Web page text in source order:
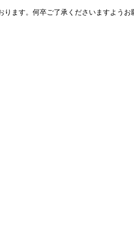
ます。何卒ご了承くださいますようお